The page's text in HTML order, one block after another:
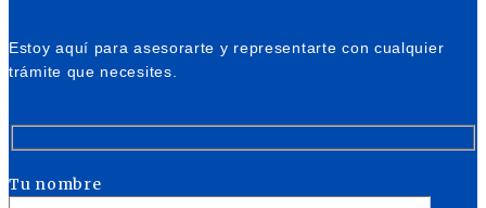
Estoy aquí para asesorarte y representarte con cualquier
trámite que necesites.
Tu nombre